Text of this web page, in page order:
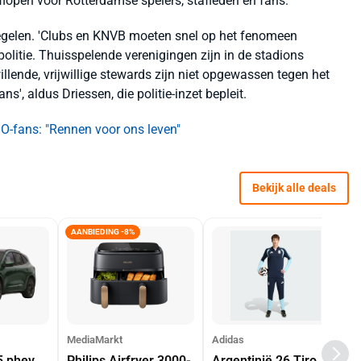
'Clubs en KNVB moeten snel op het fenomeen
Thuisspelende verenigingen zijn in de stadions
vrijwillige stewards zijn niet opgewassen tegen het
aldus Driessen, die politie-inzet bepleit.
fans: "Rennen voor ons leven"
Bekijk alle deals
AANBIEDING -8%
MediaMarkt Adidas